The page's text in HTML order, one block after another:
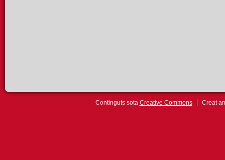
Continguts sota Creative Commons Creat